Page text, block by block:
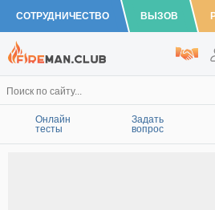
СОТРУДНИЧЕСТВО ВЫЗОВ
Онлайн
тесты
Задать
вопрос